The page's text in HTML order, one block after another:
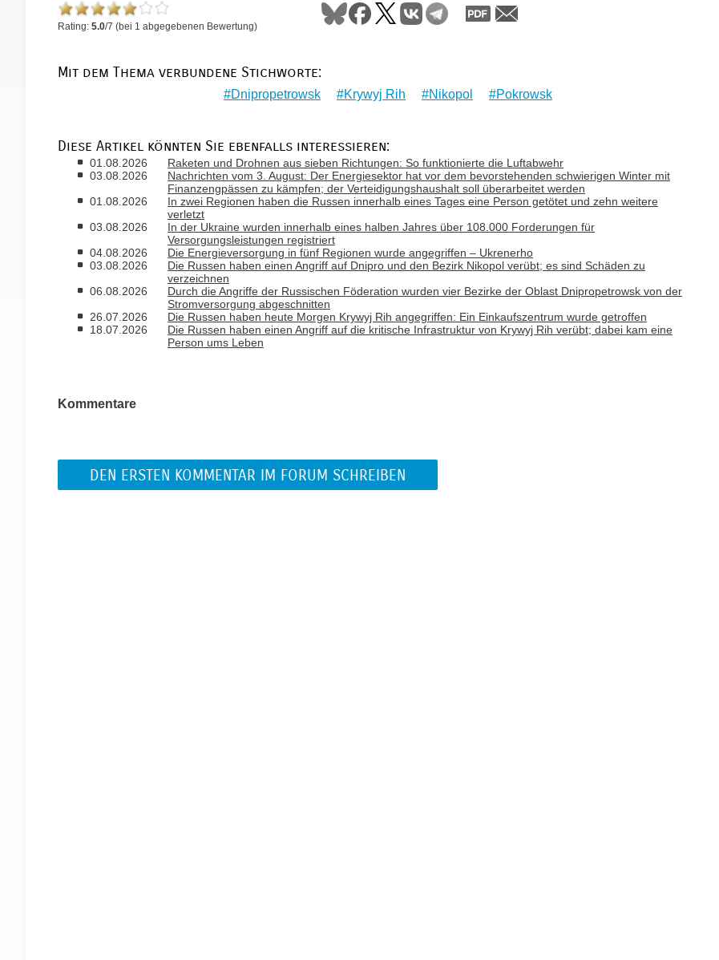
Rating: 5.0/7 (bei 1 abgegebenen Bewertung)
Mit dem Thema verbundene Stichworte:
Dnipropetrowsk Krywyj Rih Nikopol Pokrowsk
Diese Artikel könnten Sie ebenfalls interessieren:
01.08.2026
Raketen und Drohnen aus sieben Richtungen: So funktionierte die Luftabwehr
03.08.2026
Nachrichten vom 3. August: Der Energiesektor hat vor dem bevorstehenden schwierigen Winter mit
Finanzengpässen zu kämpfen; der Verteidigungshaushalt soll überarbeitet werden
01.08.2026
In zwei Regionen haben die Russen innerhalb eines Tages eine Person getötet und zehn weitere
verletzt
03.08.2026
In der Ukraine wurden innerhalb eines halben Jahres über 108.000 Forderungen für
Versorgungsleistungen registriert
04.08.2026
Die Energieversorgung in fünf Regionen wurde angegriffen – Ukrenerho
03.08.2026
Die Russen haben einen Angriff auf Dnipro und den Bezirk Nikopol verübt; es sind Schäden zu
verzeichnen
06.08.2026
Durch die Angriffe der Russischen Föderation wurden vier Bezirke der Oblast Dnipropetrowsk von der
Stromversorgung abgeschnitten
26.07.2026
Die Russen haben heute Morgen Krywyj Rih angegriffen: Ein Einkaufszentrum wurde getroffen
18.07.2026
Die Russen haben einen Angriff auf die kritische Infrastruktur von Krywyj Rih verübt; dabei kam eine
Person ums Leben
Kommentare
DEN ERSTEN KOMMENTAR IM FORUM SCHREIBEN